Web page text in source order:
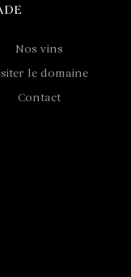
Nos vins
le domaine
Contact